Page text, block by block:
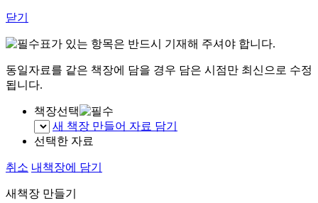
닫기
표가 있는 항목은 반드시 기재해 주셔야 합니다.
동일자료를 같은 책장에 담을 경우 담은 시점만 최신으로 수정
됩니다.
책장선택
새 책장 만들어 자료 담기
선택한 자료
취소 내책장에 담기
새책장 만들기